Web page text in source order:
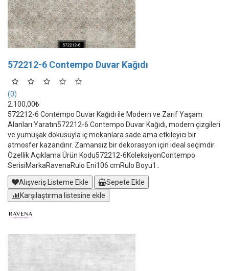
572212-6 Contempo Duvar Kağıdı
(0)
2.100,00₺
572212-6 Contempo Duvar Kağıdı ile Modern ve Zarif Yaşam
Alanları Yaratın572212-6 Contempo Duvar Kağıdı, modern çizgileri
ve yumuşak dokusuyla iç mekanlara sade ama etkileyici bir
atmosfer kazandırır. Zamansız bir dekorasyon için ideal seçimdir.
Özellik Açıklama Ürün Kodu572212-6KoleksiyonContempo
SerisiMarkaRavenaRulo Eni106 cmRulo Boyu1..
Alışveriş Listeme Ekle
Sepete Ekle
Karşılaştırma listesine ekle